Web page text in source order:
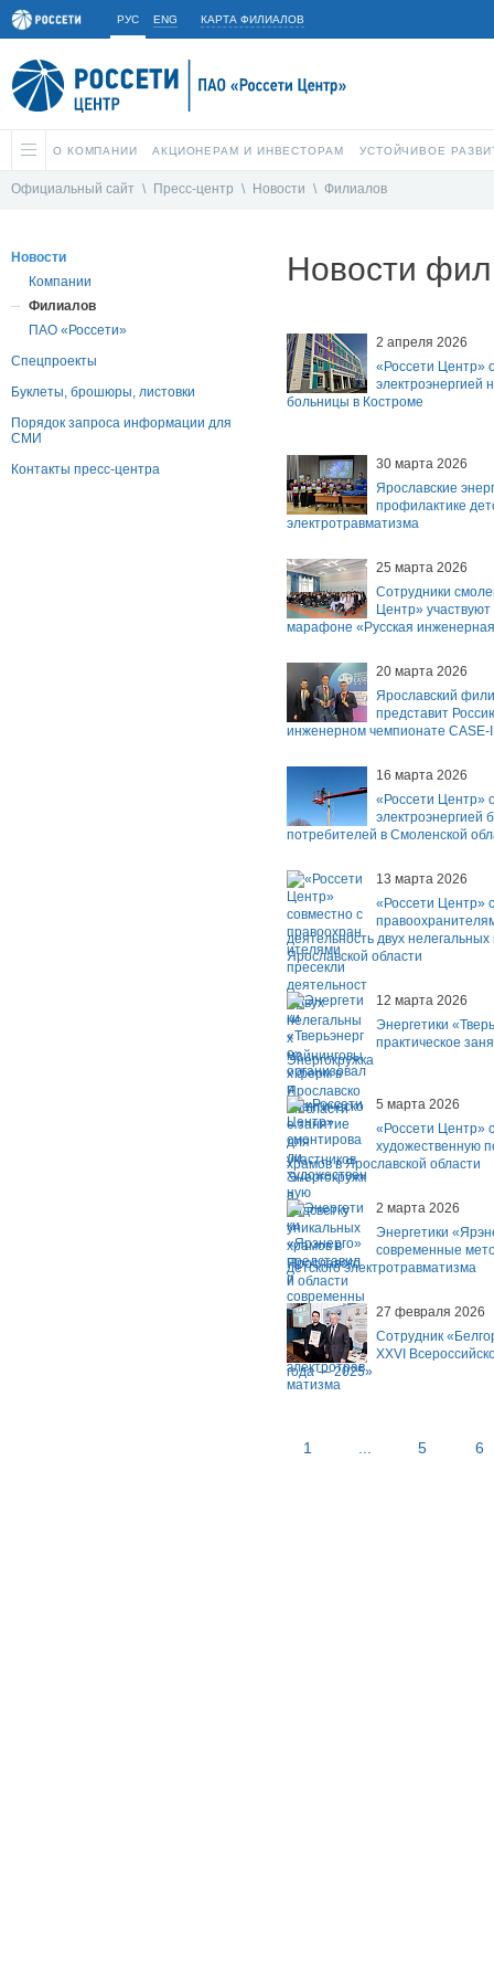
РУС ENG КАРТА ФИЛИАЛОВ
О КОМПАНИИ АКЦИОНЕРАМ И ИНВЕСТОРАМ УСТОЙЧИВОЕ
Официальный сайт \ Пресс-центр \ Новости \ Филиалов
Новости
Компании
Филиалов
ПАО «Россети»
Спецпроекты
Буклеты, брошюры, листовки
Порядок запроса информации для
СМИ
Контакты пресс-центра
Новости
2 апреля 2026
«Россети Центр»
электроэнергией
больницы в Костроме
30 марта 2026
Ярославские
профилактике
электротравматизма
25 марта 2026
Сотрудники
Центр»
марафоне «Русская
20 марта 2026
Ярославский
представит
инженерном чемпионате CASE-
16 марта 2026
«Россети Центр»
электроэнергией
потребителей в Смоленской
13 марта 2026
«Россети Центр»
деятельность двух
Ярославской области
12 марта 2026
Энергетики
практическое
Энергокружка
5 марта 2026
«Россети Центр»
художественную
храмов в Ярославской области
2 марта 2026
Энергетики
современные
детского электротравматизма
27 февраля 2026
Сотрудник
XXVI
года — 2025»
1 ... 5 6